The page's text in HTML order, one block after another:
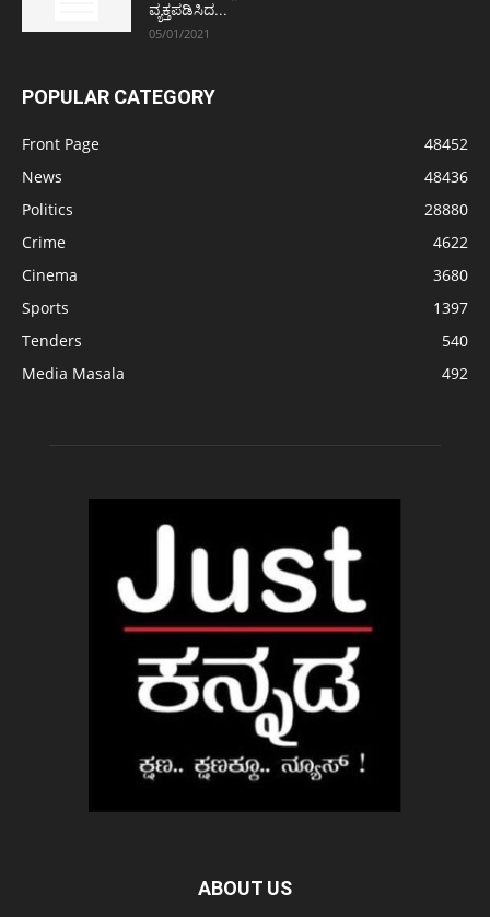
ವ್ಯಕ್ತಪಡಿಸಿದ...
05/01/2021
POPULAR CATEGORY
Front Page
48452
News
48436
Politics
28880
Crime
4622
Cinema
3680
Sports
1397
Tenders
540
Media Masala
492
ABOUT US